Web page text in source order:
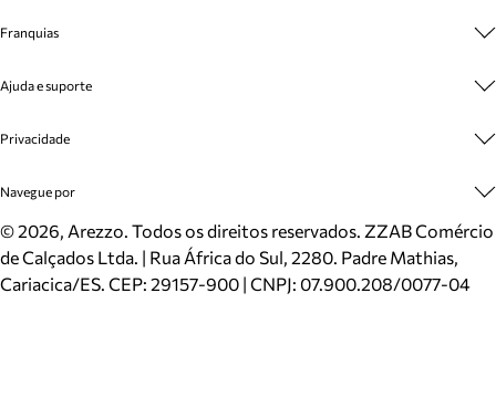
Cashback
Venda Corporativa
Mapa do Site
Inverno
Mundo Arezzo
Franquias
Plano de Negócio
Ajuda e suporte
Cadastro
Meus Pedidos
Trocas e Devoluções
Cartão Presente
Localizador de lojas
Privacidade
Politica e Privacidade
Navegue por
Sapatos
Bolsas
Scarpins
©2026, Arezzo. Todos os direitos reservados. ZZAB Comércio
de Calçados Ltda. | Rua África do Sul, 2280. Padre Mathias,
Cariacica/ES. CEP: 29157-900 | CNPJ: 07.900.208/0077-04